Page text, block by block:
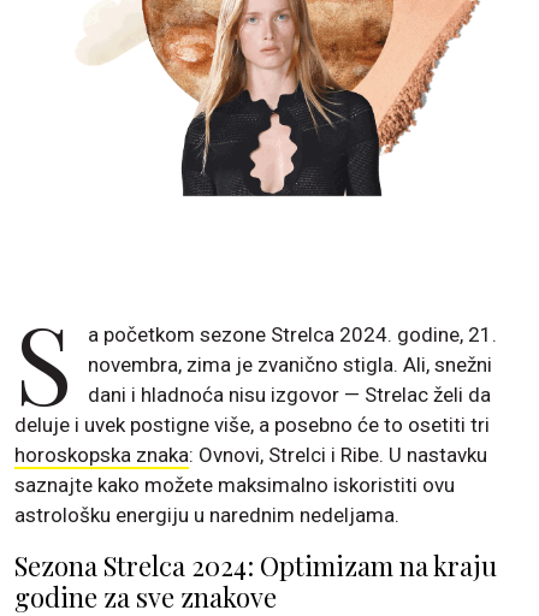
S
a početkom sezone Strelca 2024. godine, 21.
novembra, zima je zvanično stigla. Ali, snežni
dani i hladnoća nisu izgovor — Strelac želi da
deluje i uvek postigne više, a posebno će to osetiti tri
horoskopska znaka: Ovnovi, Strelci i Ribe. U nastavku
saznajte kako možete maksimalno iskoristiti ovu
astrološku energiju u narednim nedeljama.
Sezona Strelca 2024: Optimizam na kraju
godine za sve znakove